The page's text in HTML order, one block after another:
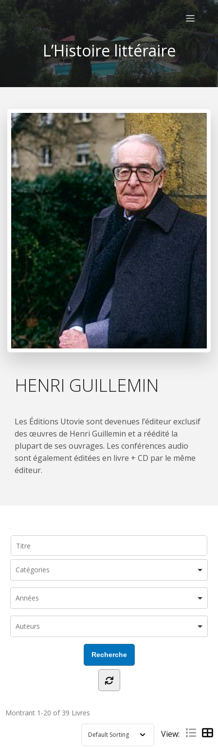
L’Histoire littéraire
HENRI GUILLEMIN
Les Éditions Utovie sont devenues l’éditeur exclusif
des œuvres de Henri Guillemin et a réédité la
plupart de ses ouvrages. Les conférences audio
sont également éditées en livre + CD par le même
éditeur.
Montrant 1-20 of 39 Livres
View: